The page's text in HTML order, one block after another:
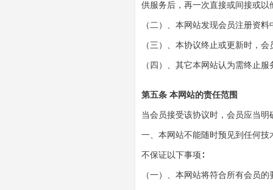
供服务后，再一次直接或间接或
（二）、本网站发现会员注册资
（三）、本协议终止或更新时，
（四）、其它本网站认为需终止服
第五条 本网站的责任范围
当会员接受该协议时，会员应当明
一、本网站不能随时预见到任何
不保证以下事项 ∶
（一）、本网站将符合所有会员的